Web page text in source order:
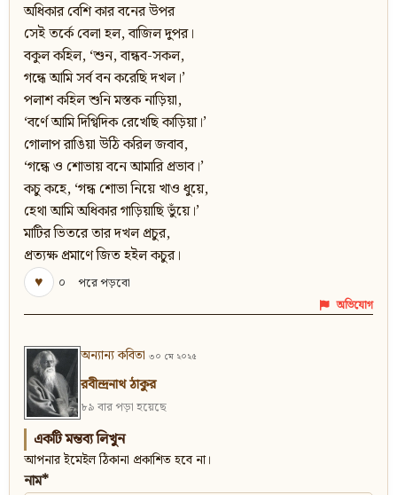
অধিকার বেশি কার বনের উপর
সেই তর্কে বেলা হল, বাজিল দুপর।
বকুল কহিল, ‘শুন, বান্ধব-সকল,
গন্ধে আমি সর্ব বন করেছি দখল।’
পলাশ কহিল শুনি মস্তক নাড়িয়া,
‘বর্ণে আমি দিগ্বিদিক রেখেছি কাড়িয়া।’
গোলাপ রাঙিয়া উঠি করিল জবাব,
‘গন্ধে ও শোভায় বনে আমারি প্রভাব।’
কচু কহে, ‘গন্ধ শোভা নিয়ে খাও ধুয়ে,
হেথা আমি অধিকার গাড়িয়াছি ভুঁয়ে।’
মাটির ভিতরে তার দখল প্রচুর,
প্রত্যক্ষ প্রমাণে জিত হইল কচুর।
♥
০ পরে পড়বো
অভিযোগ
অন্যান্য কবিতা ৩০ মে ২০২৫
রবীন্দ্রনাথ ঠাকুর
৮৯ বার পড়া হয়েছে
একটি মন্তব্য লিখুন
আপনার ইমেইল ঠিকানা প্রকাশিত হবে না।
নাম*